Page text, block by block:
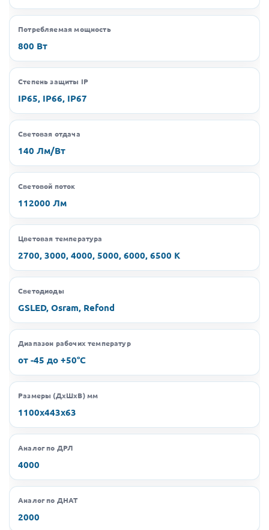
Потребляемая мощность
800 Вт
Степень защиты IP
IP65, IP66, IP67
Световая отдача
140 Лм/Вт
Световой поток
112000 Лм
Цветовая температура
2700, 3000, 4000, 5000, 6000, 6500 K
Светодиоды
GSLED, Osram, Refond
Диапазон рабочих температур
от -45 до +50°C
Размеры (ДхШхВ) мм
1100х443х63
Аналог по ДРЛ
4000
Аналог по ДНАТ
2000